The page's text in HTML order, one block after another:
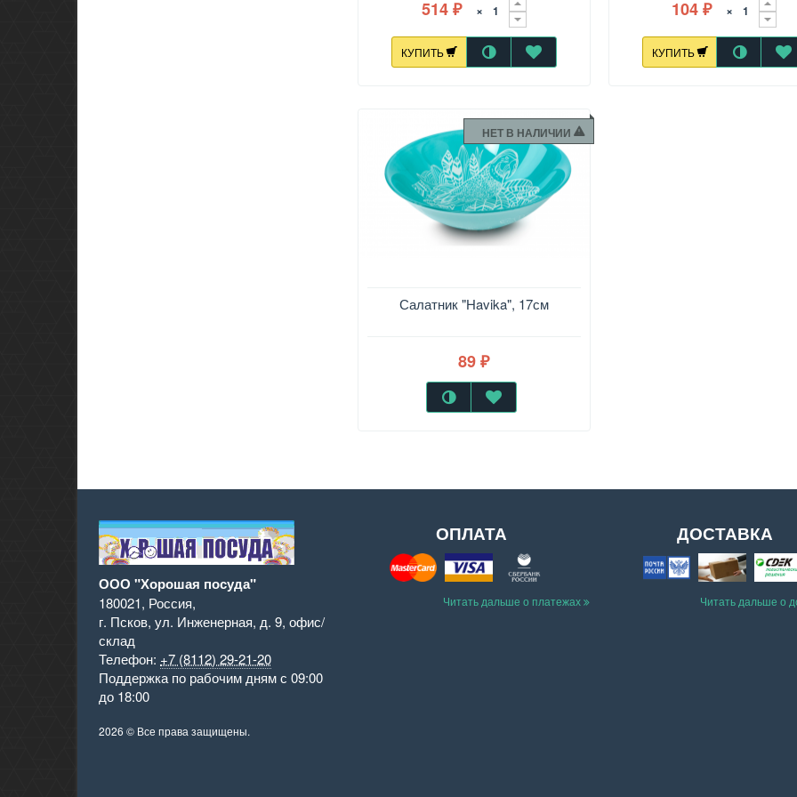
514 ₽ ×
КУПИТЬ
104₽ ×
КУПИТЬ
НЕТ В НАЛИЧИИ
Салатник "Havika", 17см
89 ₽
ООО "Хорошая посуда"
180021, Россия,
г. Псков, ул. Инженерная, д. 9, офис/
склад
Телефон: +7 (8112) 29-21-20
Поддержка по рабочим дням с 09:00
до 18:00
ОПЛАТА
Читать дальше о платежах
ДОСТАВКА
Читать дальше о
2026 © Все права защищены.